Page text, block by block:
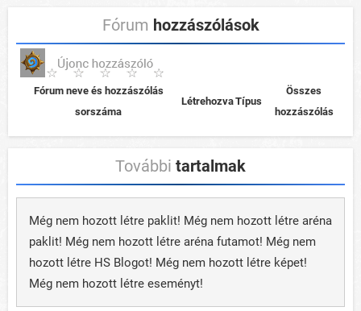
Fórum hozzászólások
Fórum neve és hozzászólás
sorszáma
LétrehozvaTípus
Összes
hozzászólás
További tartalmak
Még nem hozott létre paklit! Még nem hozott létre aréna
paklit! Még nem hozott létre aréna futamot! Még nem
hozott létre HS Blogot! Még nem hozott létre képet!
Még nem hozott létre eseményt!